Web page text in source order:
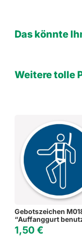
Das könnte
Weitere tolle
Gebotszeichen
“Auffanggurt
1,50 €